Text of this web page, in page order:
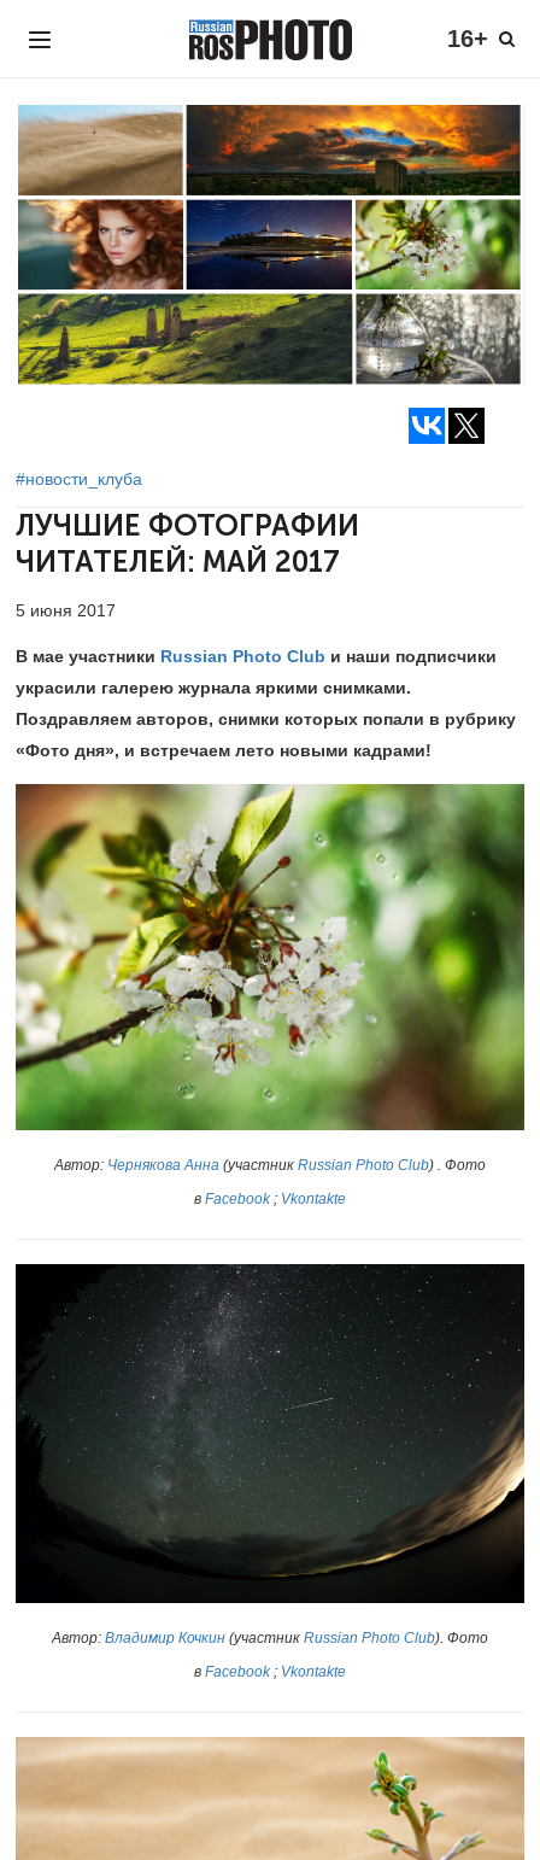
16+
#новости_клуба
ЛУЧШИЕ ФОТОГРАФИИ
ЧИТАТЕЛЕЙ: МАЙ 2017
5 июня 2017
В мае участники Russian Photo Club и наши подписчики
украсили галерею журнала яркими снимками.
Поздравляем авторов, снимки которых попали в рубрику
«Фото дня», и встречаем лето новыми кадрами!
Автор: Чернякова Анна (участник Russian Photo Club) . Фото
в Facebook; Vkontakte
Автор: Владимир Кочкин (участник Russian Photo Club). Фото
в Facebook; Vkontakte